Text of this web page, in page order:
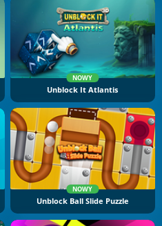
NOWY
Unblock It Atlantis
NOWY
Unblock Ball Slide Puzzle